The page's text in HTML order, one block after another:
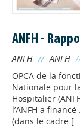
ANFH -
ANFH // ANFH
OPCA de la
Nationale pour
Hospitalier
l’ANFH a
(dans le cadre